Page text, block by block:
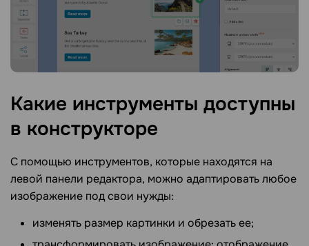
Какие инструменты доступны
в конструкторе
С помощью инструментов, которые находятся на
левой панели редактора, можно адаптировать любое
изображение под свои нужды:
изменять размер картинки и обрезать ее;